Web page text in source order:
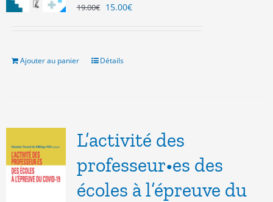
19.00€ Le
19.00€.
15.00€Le
Ajouter au panier Détails
L’activité des
professeur•es des
écoles à l’épreuve du